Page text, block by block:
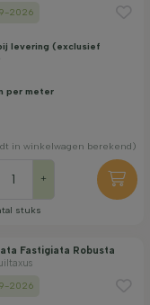
2026
levering (exclusief
per meter
in winkelwagen berekend)
+
stuks
Fastigiata Robusta
2026